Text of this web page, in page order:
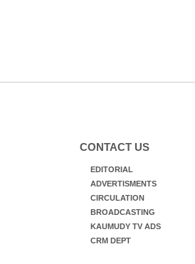
CONTACT US
EDITORIAL
ADVERTISMENTS
CIRCULATION
BROADCASTING
KAUMUDY TV ADS
CRM DEPT